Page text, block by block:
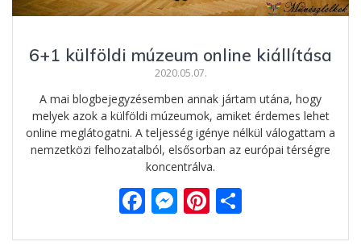
6+1 külföldi múzeum online kiállítása
2020.05.07.
A mai blogbejegyzésemben annak jártam utána, hogy
melyek azok a külföldi múzeumok, amiket érdemes lehet
online meglátogatni. A teljesség igénye nélkül válogattam a
nemzetközi felhozatalból, elsősorban az európai térségre
koncentrálva.
F M Pi